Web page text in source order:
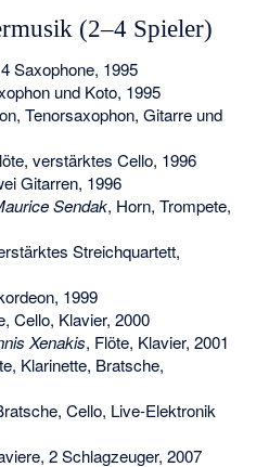
(2–4 Spieler)
Saxophone, 1995
und Koto, 1995
Tenorsaxophon, Gitarre und
verstärktes Cello, 1996
Gitarren, 1996
Sendak, Horn, Trompete,
Streichquartett,
1999
Cello, Klavier, 2000
Xenakis, Flöte, Klavier, 2001
Klarinette, Bratsche,
Cello, Live-Elektronik
2 Schlagzeuger, 2007